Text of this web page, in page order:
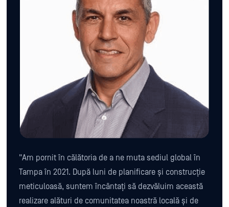
"Am pornit în călătoria de a ne muta sediul global în
Tampa în 2021. După luni de planificare și construcție
meticuloasă, suntem încântați să dezvăluim această
realizare alături de comunitatea noastră locală și de